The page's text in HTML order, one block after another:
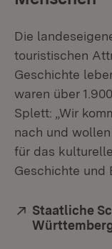
Die
touristischen
Geschichte
waren über
Splett: „Wir
nach und
für das
Geschichte und
Extern:
Staatliche